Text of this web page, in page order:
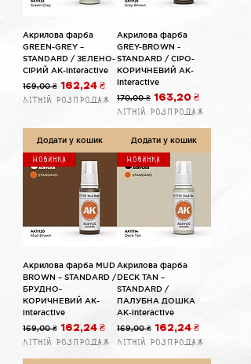
Акрилова фарба
GREEN-GREY –
STANDARD / ЗЕЛЕНО-
СІРИЙ AK-interactive
Звичайна ціна
169,00 ₴ За розпродажем
162,24 ₴
Літній розпродаж
Додати у кошик
Акрилова фарба
GREY-BROWN -
STANDARD / СІРО-
КОРИЧНЕВИЙ AK-
interactive
Звичайна ціна
170,00 ₴ За розпродажем
163,20 ₴
Літній розпродаж
Додати у кошик
Новинка
Акрилова фарба MUD
BROWN – STANDARD /
БРУДНО-
КОРИЧНЕВИЙ AK-
interactive
Звичайна ціна
169,00 ₴ За розпродажем
162,24 ₴
Літній розпродаж
Новинка
Акрилова фарба
DECK TAN –
STANDARD /
ПАЛУБНА ДОШКА
AK-interactive
Звичайна ціна
169,00 ₴ За розпродажем
162,24 ₴
Літній розпродаж